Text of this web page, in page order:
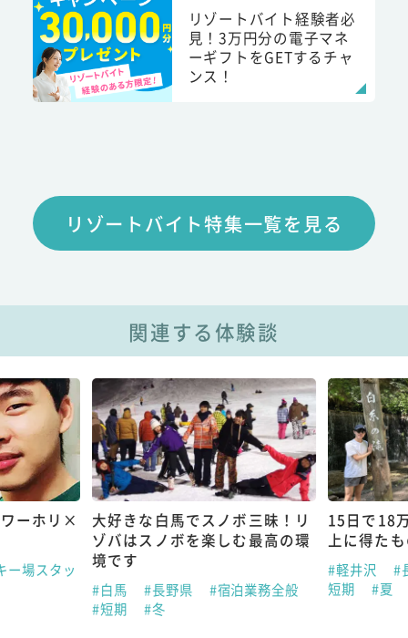
リゾートバイト経験者必
見！3万円分の電子マネ
ーギフトをGETするチャ
ンス！
リゾートバイト特集一覧を見る
関連する体験談
ーホリ×
ー場スタッ
大好きな白馬でスノボ三昧！リ
ゾバはスノボを楽しむ最高の環
境です
#白馬 #長野県
#宿泊業務全般
#短期
#冬
15日で18
上に得た
#軽井沢
#
短期
#夏